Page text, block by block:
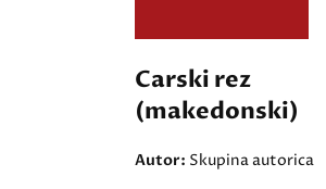
Carski rez
(makedonski)
Autor: Skupina autorica